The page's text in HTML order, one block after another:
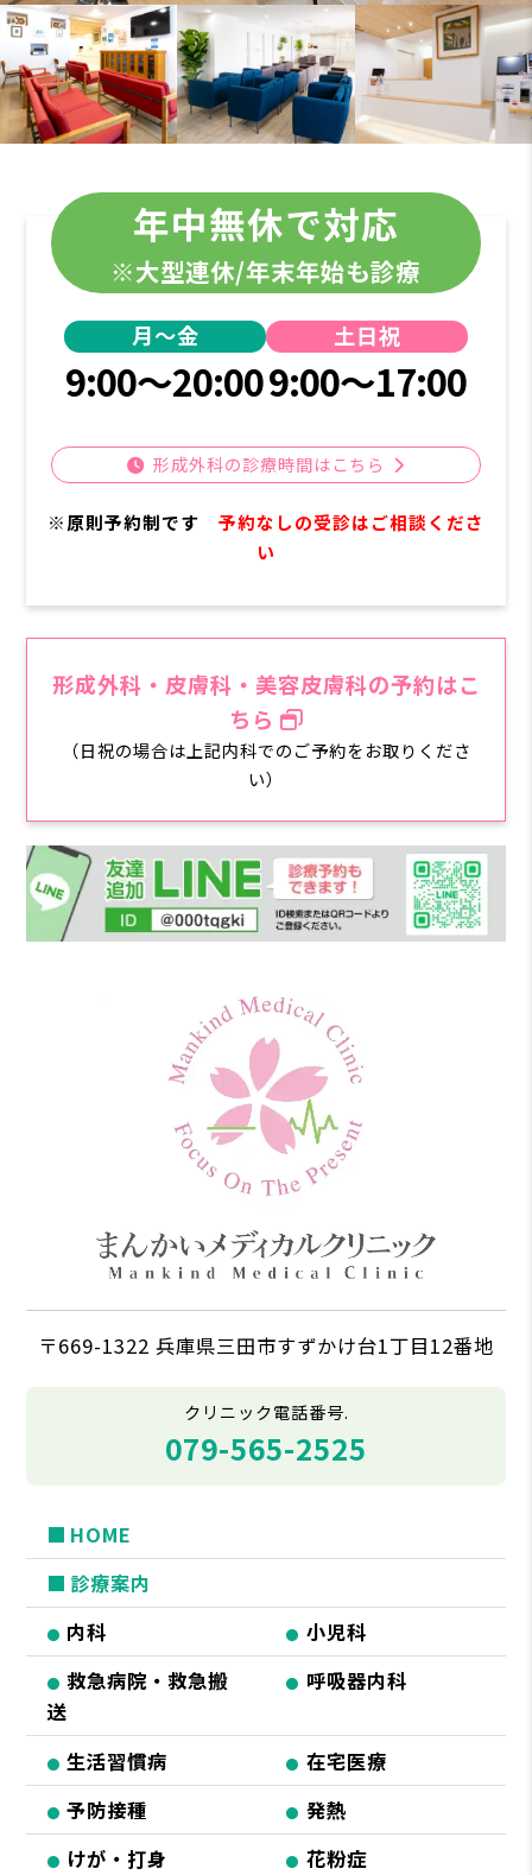
年中無休で対応
※大型連休/年末年始も診療
月～金
9:00～20:00
土日祝
9:00～17:00
形成外科の診療時間はこちら
※原則予約制です
予約なしの受診はご相談くださ
い
形成外科・皮膚科・美容皮膚科の予約はこ
ちら
（日祝の場合は上記内科でのご予約をお取りくださ
い）
〒669-1322 兵庫県三田市すずかけ台1丁目12番地
クリニック電話番号.
079-565-2525
HOME
診療案内
内科
小児科
救急病院・救急搬
送
呼吸器内科
生活習慣病
在宅医療
予防接種
発熱
けが・打身
花粉症